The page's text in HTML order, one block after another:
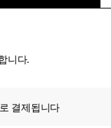
니다.
결제됩니다